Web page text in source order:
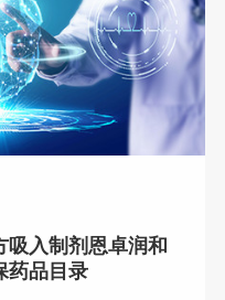
吸入制剂恩卓润和
药品目录